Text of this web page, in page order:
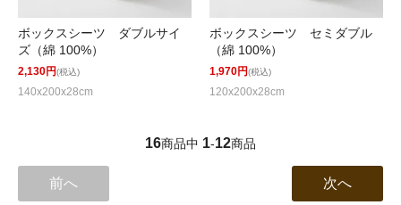
ボックスシーツ ダブルサイ
ズ（綿 100%）
2,130円(税込)
140x200x28cm
ボックスシーツ セミダブル
（綿 100%）
1,970円(税込)
120x200x28cm
16商品中 1-12商品
前へ 次へ